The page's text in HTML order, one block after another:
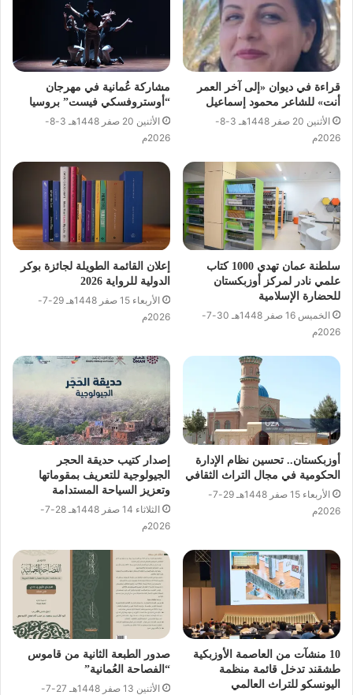
قراءة في ديوان «إلى آخر العمر
أنت» للشاعر محمود إسماعيل
الأثنين 20 صفر 1448هـ 3-8-
2026م
مشاركة عُمانية في مهرجان
“أوستروفسكي فيست” بروسيا
الأثنين 20 صفر 1448هـ 3-8-
2026م
سلطنة عمان تهدي 1000 كتاب
علمي نادر لمركز أوزبكستان
للحضارة الإسلامية
الخميس 16 صفر 1448هـ 30-7-
2026م
إعلان القائمة الطويلة لجائزة بوكر
الدولية للرواية 2026
الأربعاء 15 صفر 1448هـ 29-7-
2026م
أوزبكستان.. تحسين نظام الإدارة
الحكومية في مجال التراث الثقافي
الأربعاء 15 صفر 1448هـ 29-7-
2026م
إصدار كتيب حديقة الحجر
الجيولوجية للتعريف بمقوماتها
وتعزيز السياحة المستدامة
الثلاثاء 14 صفر 1448هـ 28-7-
2026م
10 منشآت من العاصمة الأوزبكية
طشقند تدخل قائمة منظمة
اليونسكو للتراث العالمي
صدور الطبعة الثانية من قاموس
“الفصاحة العُمانية”
الأثنين 13 صفر 1448هـ 27-7-